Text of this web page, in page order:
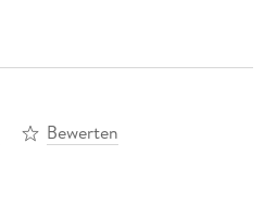
Bewerten